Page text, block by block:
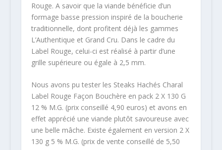
Rouge. A savoir que la viande bénéficie d’un
formage basse pression inspiré de la boucherie
traditionnelle, dont profitent déjà les gammes
L’Authentique et Grand Cru. Dans le cadre du
Label Rouge, celui-ci est réalisé à partir d’une
grille supérieure ou égale à 2,5 mm.
Nous avons pu tester les Steaks Hachés Charal
Label Rouge Façon Bouchère en pack 2 X 130 G
12 % M.G. (prix conseillé 4,90 euros) et avons en
effet apprécié une viande plutôt savoureuse avec
une belle mâche. Existe également en version 2 X
130 g 5 % M.G. (prix de vente conseillé de 5,50